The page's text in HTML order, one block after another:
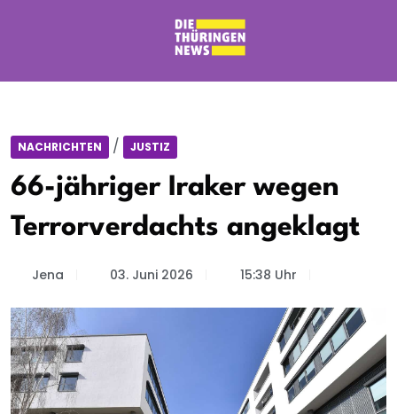
NACHRICHTEN / JUSTIZ
66-jähriger Iraker wegen
Terrorverdachts angeklagt
Jena 03. Juni 2026 15:38 Uhr